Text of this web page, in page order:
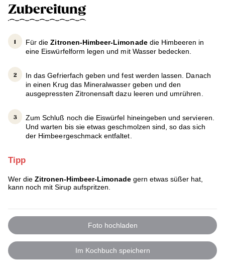
Zubereitung
Für dieZitronen-Himbeer-Limonadedie Himbeeren in
eine Eiswürfelform legen und mit Wasser bedecken.
In das Gefrierfach geben und fest werden lassen. Danach
in einen Krug das Mineralwasser geben und den
ausgepressten Zitronensaft dazu leeren und umrühren.
Zum Schluß noch die Eiswürfel hineingeben und servieren.
Und warten bis sie etwas geschmolzen sind, so das sich
der Himbeergeschmack entfaltet.
Tipp
Wer die Zitronen-Himbeer-Limonade gern etwas süßer hat,
kann noch mit Sirup aufspritzen.
Foto hochladen
Im Kochbuch speichern